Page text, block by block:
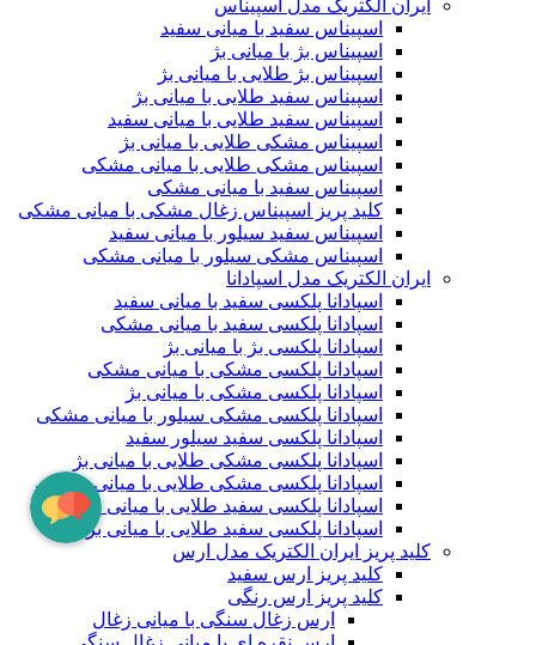
ایران الکتریک مدل اسپیناس
اسپیناس سفید با میانی سفید
اسپیناس بژ با میانی بژ
اسپیناس بژ طلایی با میانی بژ
اسپیناس سفید طلایی با میانی بژ
اسپیناس سفید طلایی با میانی سفید
اسپیناس مشکی طلایی با میانی بژ
اسپیناس مشکی طلایی با میانی مشکی
اسپیناس سفید با میانی مشکی
کلید پریز اسپیناس زغال مشکی با میانی مشکی
اسپیناس سفید سیلور با میانی سفید
اسپیناس مشکی سیلور با میانی مشکی
ایران الکتریک مدل اسپادانا
اسپادانا پلکسی سفید با میانی سفید
اسپادانا پلکسی سفید با میانی مشکی
اسپادانا پلکسی بژ با میانی بژ
اسپادانا پلکسی مشکی با میانی مشکی
اسپادانا پلکسی مشکی با میانی بژ
اسپادانا پلکسی مشکی سیلور با میانی مشکی
اسپادانا پلکسی سفید سیلور سفید
اسپادانا پلکسی مشکی طلایی با میانی بژ
اسپادانا پلکسی مشکی طلایی با میانی مشکی
اسپادانا پلکسی سفید طلایی با میانی سفید
اسپادانا پلکسی سفید طلایی با میانی بژ
کلید پریز ایران الکتریک مدل ارس
کلید پریز ارس سفید
کلید پریز ارس رنگی
ارس زغال سنگی با میانی زغال